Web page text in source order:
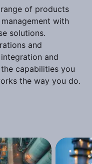
of products
with
solutions.
and
and
capabilities you
the way you do.